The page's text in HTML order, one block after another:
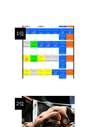
1位
2位